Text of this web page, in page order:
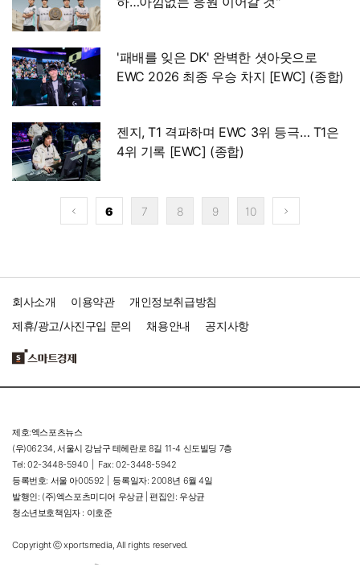
'패배를 잊은 DK' 완벽한 셧아웃으로
EWC 2026 최종 우승 차지 [EWC] (종합)
젠지, T1 격파하며 EWC 3위 등극… T1은
4위 기록 [EWC] (종합)
6 7 8 9 10
회사소개 이용약관
개인정보취급방침
제휴/광고/사진구입 문의
채용안내 공지사항
제호:엑스포츠뉴스
(우)06234, 서울시 강남구 테헤란로 8길 11-4 신도빌딩 7층
Tel: 02-3448-5940 |
Fax: 02-3448-5942
등록번호: 서울 아00592 |
등록일자: 2008년 6월 4일
발행인: (주)엑스포츠미디어 우상균 | 편집인: 우상균
청소년보호책임자 : 이호준
Copyright ⓒ xportsmedia, All rights reserved.